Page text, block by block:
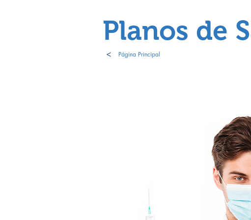
Planos de
> Página Principal